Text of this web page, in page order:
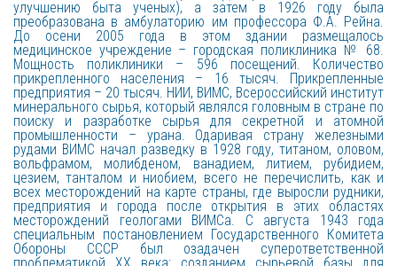
улучшению быта ученых), а затем в 1926 году была
преобразована в амбулаторию им профессора Ф.А. Рейна.
До осени 2005 года в этом здании размещалось
медицинское учреждение – городская поликлиника № 68.
Мощность поликлиники – 596 посещений. Количество
прикрепленного населения – 16 тысяч. Прикрепленные
предприятия – 20 тысяч. НИИ, ВИМС, Всероссийский институт
минерального сырья, который являлся головным в стране по
поиску и разработке сырья для секретной и атомной
промышленности – урана. Одаривая страну железными
рудами ВИМС начал разведку в 1928 году, титаном, оловом,
вольфрамом, молибденом, ванадием, литием, рубидием,
цезием, танталом и ниобием, всего не перечислить, как и
всех месторождений на карте страны, где выросли рудники,
предприятия и города после открытия в этих областях
месторождений геологами ВИМСа. С августа 1943 года
специальным постановлением Государственного Комитета
Обороны СССР был озадачен суперответственной